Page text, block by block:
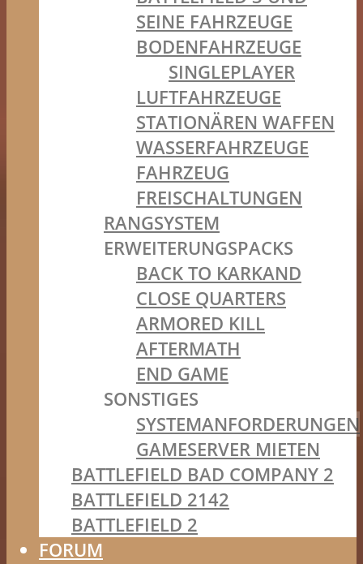
SEINE FAHRZEUGE
BODENFAHRZEUGE
SINGLEPLAYER
LUFTFAHRZEUGE
STATIONÄREN WAFFEN
WASSERFAHRZEUGE
FAHRZEUG
FREISCHALTUNGEN
RANGSYSTEM
ERWEITERUNGSPACKS
BACK TO KARKAND
CLOSE QUARTERS
ARMORED KILL
AFTERMATH
END GAME
SONSTIGES
SYSTEMANFORDERUNGEN
GAMESERVER MIETEN
BATTLEFIELD BAD COMPANY 2
BATTLEFIELD 2142
BATTLEFIELD 2
FORUM